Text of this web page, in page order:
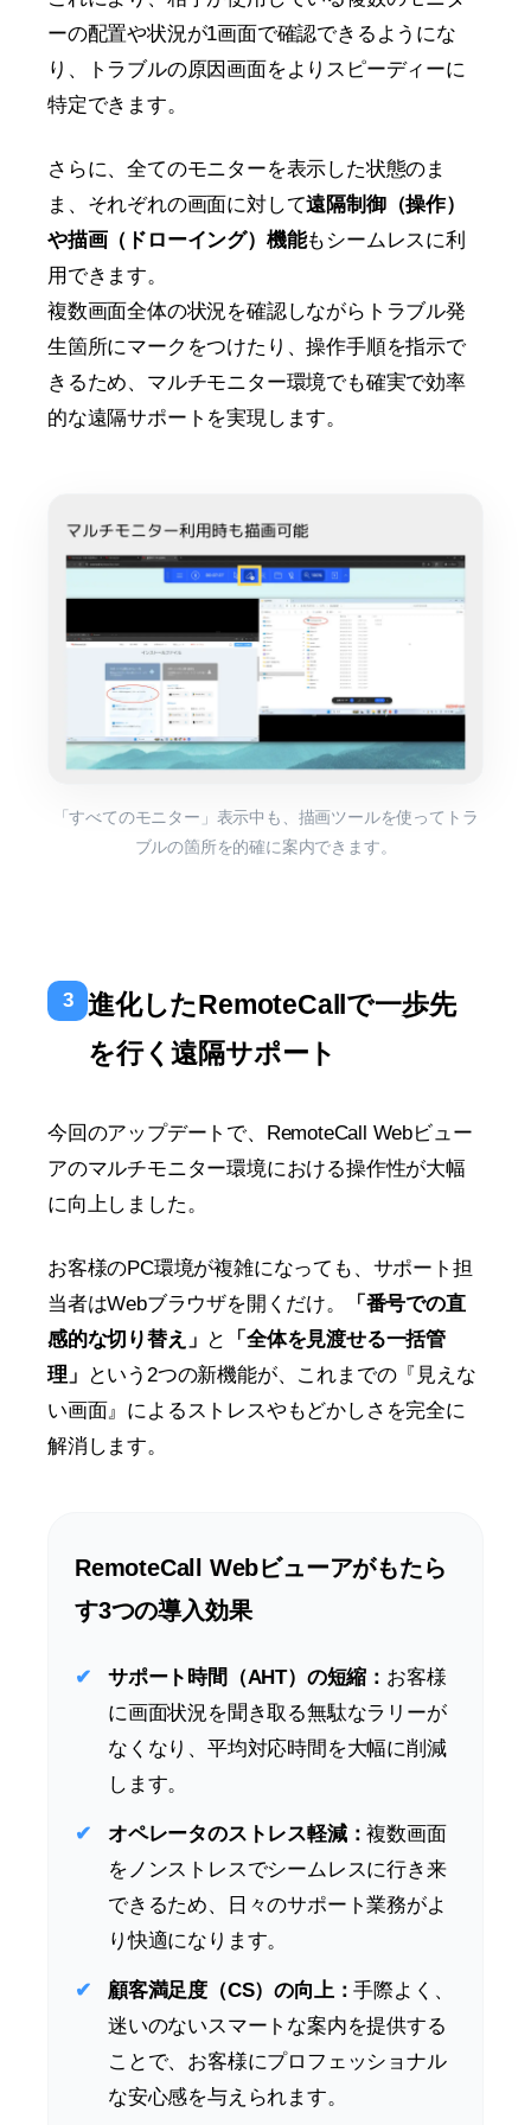
ーの配置や状況が1画面で確認できるようにな
り、トラブルの原因画面をよりスピーディーに
特定できます。
さらに、全てのモニターを表示した状態のま
ま、それぞれの画面に対して遠隔制御（操作）
や描画（ドローイング）機能もシームレスに利
用できます。
複数画面全体の状況を確認しながらトラブル発
生箇所にマークをつけたり、操作手順を指示で
きるため、マルチモニター環境でも確実で効率
的な遠隔サポートを実現します。
「すべてのモニター」表示中も、描画ツールを使ってトラ
ブルの箇所を的確に案内できます。
3
進化したRemoteCallで一歩先
を行く遠隔サポート
今回のアップデートで、RemoteCall Webビュー
アのマルチモニター環境における操作性が大幅
に向上しました。
お客様のPC環境が複雑になっても、サポート担
当者はWebブラウザを開くだけ。
「番号での直
感的な切り替え」 と
「全体を見渡せる一括管
理」
という2つの新機能が、これまでの『見えな
い画面』によるストレスやもどかしさを完全に
解消します。
RemoteCall Webビューアがもたら
す3つの導入効果
サポート時間（AHT）の短縮： お客様
に画面状況を聞き取る無駄なラリーが
なくなり、平均対応時間を大幅に削減
します。
オペレータのストレス軽減：複数画面
をノンストレスでシームレスに行き来
できるため、日々のサポート業務がよ
り快適になります。
顧客満足度（CS）の向上：手際よく、
迷いのないスマートな案内を提供する
ことで、お客様にプロフェッショナル
な安心感を与えられます。